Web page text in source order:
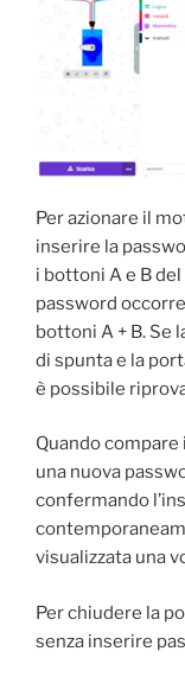
Per azionare il
inserire la
i bottoni A e B
password
bottoni A + B. Se
di spunta e la
è possibile
Quando
una nuova
confermando
visualizzata una
Per chiudere la
senza inserire